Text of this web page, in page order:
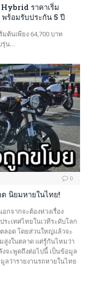
ราคาเริ่ม
ร้อมรับประกัน 5 ปี
ต้นเพียง 64,700 บาท
รุ่น…
0
ต นิยมหายในไทย!
กจากจะต้องห่วงเรื่อง
ะเทศไทยในเวทีระดับโลก
ลอด โดยส่วนใหญ่แล้วจะ
สูงในตลาด แต่รู้กันไหมว่า
งจะพูดถึงต่อไปนี้ เป็นข้อมูล
ลว่ารายงานรถหายในไทย